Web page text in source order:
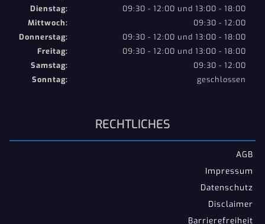
Dienstag:
09:30 - 12:00 und 13:00 - 18:00
Mittwoch:
09:30 - 12:00
Donnerstag:
09:30 - 12:00 und 13:00 - 18:00
Freitag:
09:30 - 12:00 und 13:00 - 18:00
Samstag:
09:30 - 12:00
Sonntag:
geschlossen
RECHTLICHES
AGB
Impressum
Datenschutz
Disclaimer
Barrierefreiheit